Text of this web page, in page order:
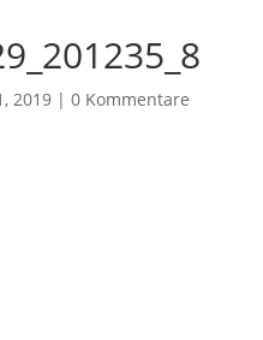
2019| 0 Kommentare